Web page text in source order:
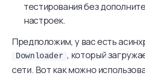
тестирования без
настроек.
Предположим, у вас есть
Downloader , который
сети. Вот как можно